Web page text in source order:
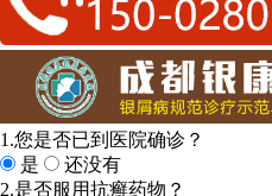
1.您是否已到医院确诊？
是
还没有
2.是否服用抗癣药物？